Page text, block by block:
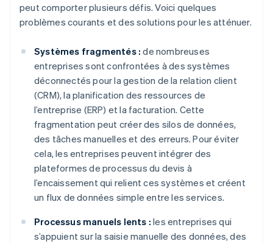
peut comporter plusieurs défis. Voici quelques
problèmes courants et des solutions pour les atténuer.
Systèmes fragmentés : de nombreuses
entreprises sont confrontées à des systèmes
déconnectés pour la gestion de la relation client
(CRM), la planification des ressources de
l’entreprise (ERP) et la facturation. Cette
fragmentation peut créer des silos de données,
des tâches manuelles et des erreurs. Pour éviter
cela, les entreprises peuvent intégrer des
plateformes de processus du devis à
l’encaissement qui relient ces systèmes et créent
un flux de données simple entre les services.
Processus manuels lents : les entreprises qui
s’appuient sur la saisie manuelle des données, des